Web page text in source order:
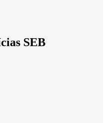
SEB